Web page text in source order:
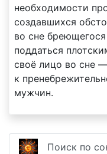
необходимости
создавшихся
во сне
поддаться
своё лицо во сне
к
мужчин.
Поиск по